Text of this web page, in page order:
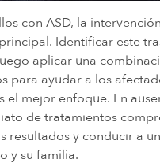
con ASD, la
Identificar este
aplicar una
para ayudar a los
el mejor enfoque. En
de tratamientos
resultados y conducir a
y su familia.